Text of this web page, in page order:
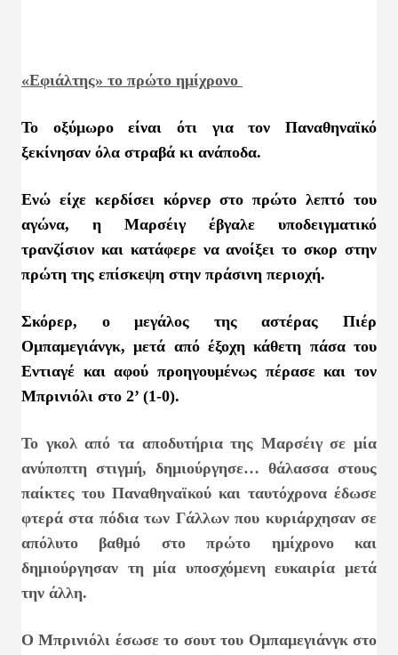
«Εφιάλτης» το πρώτο ημίχρονο
Το οξύμωρο είναι ότι για τον Παναθηναϊκό
ξεκίνησαν όλα στραβά κι ανάποδα.
Ενώ είχε κερδίσει κόρνερ στο πρώτο λεπτό του
αγώνα, η Μαρσέιγ έβγαλε υποδειγματικό
τρανζίσιον και κατάφερε να ανοίξει το σκορ στην
πρώτη της επίσκεψη στην πράσινη περιοχή.
Σκόρερ, ο μεγάλος της αστέρας Πιέρ
Ομπαμεγιάνγκ, μετά από έξοχη κάθετη πάσα του
Εντιαγέ και αφού προηγουμένως πέρασε και τον
Μπρινιόλι στο 2’ (1-0).
Το γκολ από τα αποδυτήρια της Μαρσέιγ σε μία
ανύποπτη στιγμή, δημιούργησε… θάλασσα στους
παίκτες του Παναθηναϊκού και ταυτόχρονα έδωσε
φτερά στα πόδια των Γάλλων που κυριάρχησαν σε
απόλυτο βαθμό στο πρώτο ημίχρονο και
δημιούργησαν τη μία υποσχόμενη ευκαιρία μετά
την άλλη.
Ο Μπρινιόλι έσωσε το σουτ του Ομπαμεγιάνγκ στο